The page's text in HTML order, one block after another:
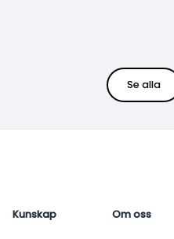
Se alla
Kunskap Om oss